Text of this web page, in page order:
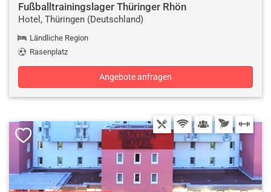
Fußballtrainingslager Thüringer Rhön
Hotel, Thüringen (Deutschland)
Ländliche Region
Rasenplatz
Angebote anfragen